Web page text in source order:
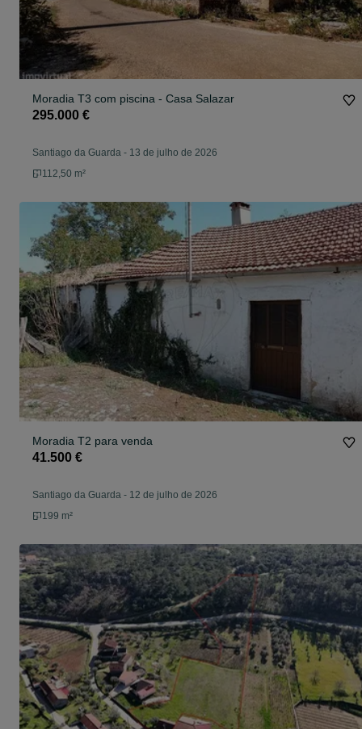
Moradia T3 com piscina - Casa Salazar
295.000 €
Santiago da Guarda - 13 de julho de 2026
112,50 m²
Moradia T2 para venda
41.500 €
Santiago da Guarda - 12 de julho de 2026
199 m²